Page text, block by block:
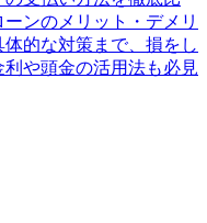
ンのメリット・デメリ
的な対策まで、損をし
や頭金の活用法も必見